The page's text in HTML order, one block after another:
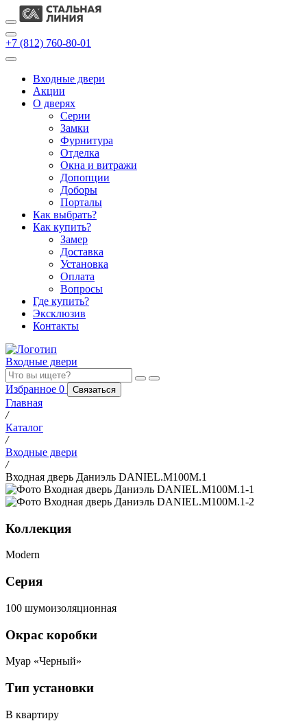
+7 (812) 760-80-01
Входные двери
Акции
О дверях
Cерии
Замки
Фурнитура
Отделка
Окна и витражи
Допопции
Доборы
Порталы
Как выбрать?
Как купить?
Замер
Доставка
Установка
Оплата
Вопросы
Где купить?
Эксклюзив
Контакты
Входные двери
Избранное 0 Связаться
Главная
/
Каталог
/
Входные двери
/
Входная дверь Даниэль DANIEL.M100M.1
Коллекция
Modern
Серия
100 шумоизоляционная
Окрас коробки
Муар «Черный»
Тип установки
В квартиру